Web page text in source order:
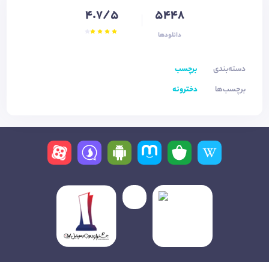
5448
دانلودها
4.7/5
دسته‌بندی
برچسب
برچسب‌ها
دخترونه